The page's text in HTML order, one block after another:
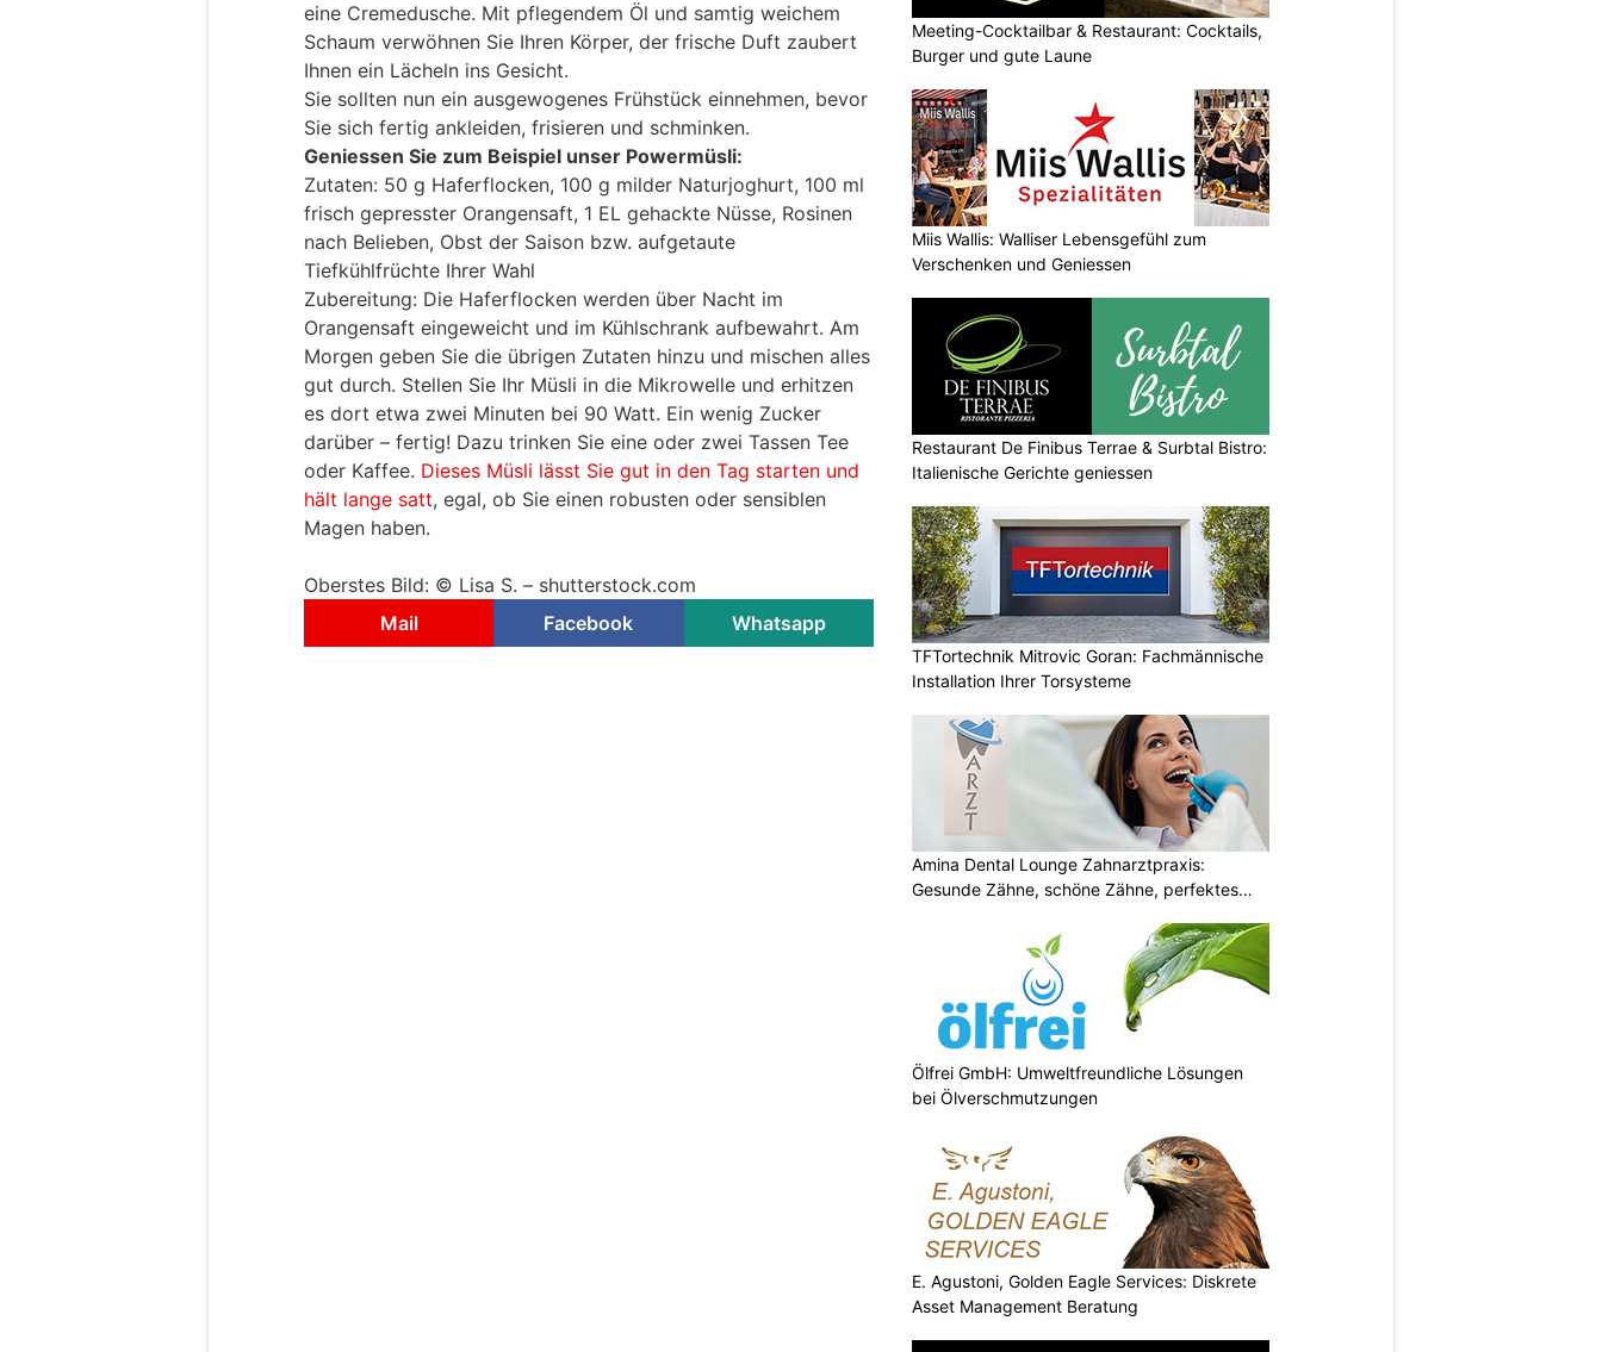
eine Cremedusche. Mit pflegendem Öl und samtig weichem
Schaum verwöhnen Sie Ihren Körper, der frische Duft zaubert
Ihnen ein Lächeln ins Gesicht.
Sie sollten nun ein ausgewogenes Frühstück einnehmen, bevor
Sie sich fertig ankleiden, frisieren und schminken.
Geniessen Sie zum Beispiel unser Powermüsli:
Zutaten: 50 g Haferflocken, 100 g milder Naturjoghurt, 100 ml
frisch gepresster Orangensaft, 1 EL gehackte Nüsse, Rosinen
nach Belieben, Obst der Saison bzw. aufgetaute
Tiefkühlfrüchte Ihrer Wahl
Zubereitung: Die Haferflocken werden über Nacht im
Orangensaft eingeweicht und im Kühlschrank aufbewahrt. Am
Morgen geben Sie die übrigen Zutaten hinzu und mischen alles
gut durch. Stellen Sie Ihr Müsli in die Mikrowelle und erhitzen
es dort etwa zwei Minuten bei 90 Watt. Ein wenig Zucker
darüber – fertig! Dazu trinken Sie eine oder zwei Tassen Tee
oder Kaffee. Dieses Müsli lässt Sie gut in den Tag starten und
hält lange satt, egal, ob Sie einen robusten oder sensiblen
Magen haben.
Oberstes Bild: © Lisa S. – shutterstock.com
Mail
Facebook Whatsapp
Meeting-Cocktailbar & Restaurant: Cocktails,
Burger und gute Laune
Miis Wallis: Walliser Lebensgefühl zum
Verschenken und Geniessen
Restaurant De Finibus Terrae & Surbtal Bistro:
Italienische Gerichte geniessen
TFTortechnik Mitrovic Goran: Fachmännische
Installation Ihrer Torsysteme
Amina Dental Lounge Zahnarztpraxis:
Gesunde Zähne, schöne Zähne, perfektes
Ölfrei GmbH: Umweltfreundliche Lösungen
bei Ölverschmutzungen
E. Agustoni, Golden Eagle Services: Diskrete
Asset Management Beratung